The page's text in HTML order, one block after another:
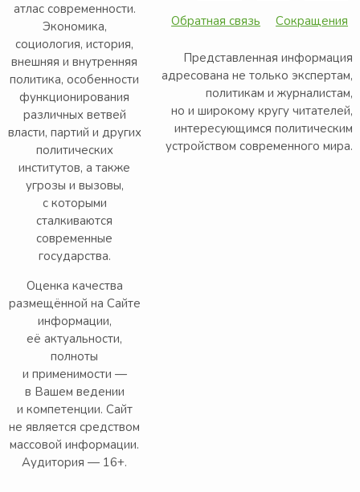
атлас современности.
Экономика,
социология, история,
внешняя и внутренняя
политика, особенности
функционирования
различных ветвей
власти, партий и других
политических
институтов, а также
угрозы и вызовы,
с которыми
сталкиваются
современные
государства.
Оценка качества
размещённой на Сайте
информации,
её актуальности,
полноты
и применимости —
в Вашем ведении
и компетенции. Сайт
не является средством
массовой информации.
Аудитория — 16+.
Обратная связь
Сокращения
Представленная информация
адресована не только экспертам,
политикам и журналистам,
но и широкому кругу читателей,
интересующимся политическим
устройством современного мира.